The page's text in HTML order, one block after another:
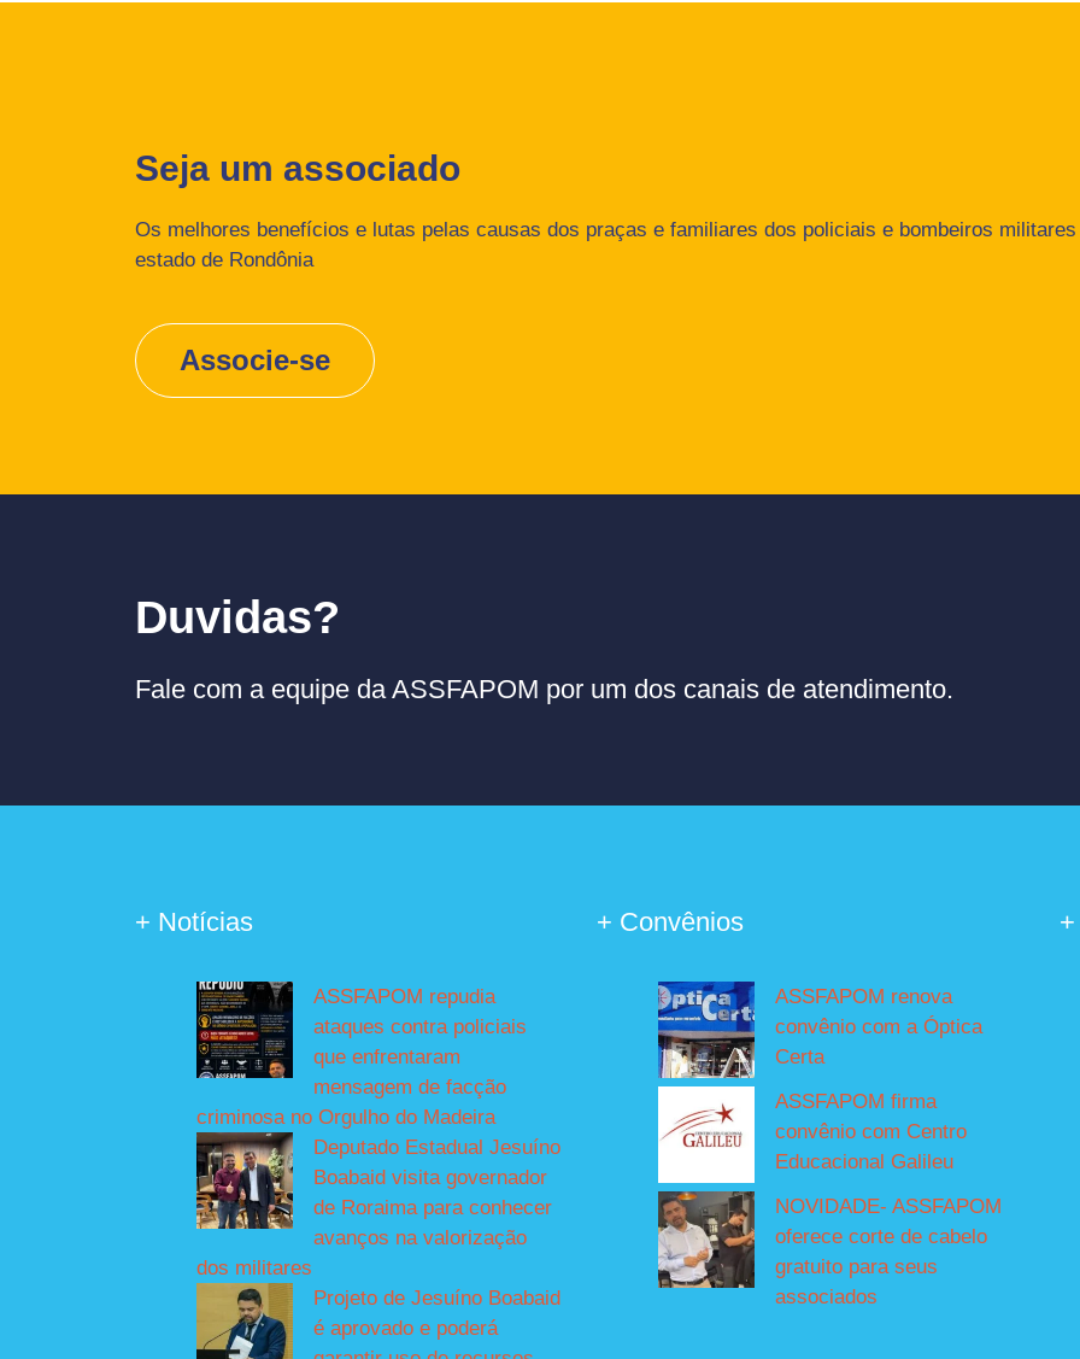
Seja um associado
Os melhores benefícios e lutas pelas causas dos praças e familiares dos policiais e bombeiros militares
estado de Rondônia
Associe-se
Duvidas?
Fale com a equipe da ASSFAPOM por um dos canais de atendimento.
+ Notícias
ASSFAPOM repudia
ataques contra policiais
que enfrentaram
mensagem de facção
criminosa no Orgulho do Madeira
Deputado Estadual Jesuíno
Boabaid visita governador
de Roraima para conhecer
avanços na valorização
dos militares
Projeto de Jesuíno Boabaid
é aprovado e poderá
+ Convênios
ASSFAPOM renova
convênio com a Óptica
Certa
ASSFAPOM firma
convênio com Centro
Educacional Galileu
NOVIDADE- ASSFAPOM
oferece corte de cabelo
gratuito para seus
associados